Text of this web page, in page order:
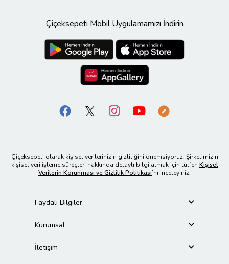
Çiçeksepeti Mobil Uygulamamızı İndirin
Çiçeksepeti olarak kişisel verilerinizin gizliliğini önemsiyoruz. Şirketimizin
kişisel veri işleme süreçleri hakkında detaylı bilgi almak için lütfen Kişisel
Verilerin Korunması ve Gizlilik Politikası’nı inceleyiniz.
Faydalı Bilgiler
Kurumsal
İletişim